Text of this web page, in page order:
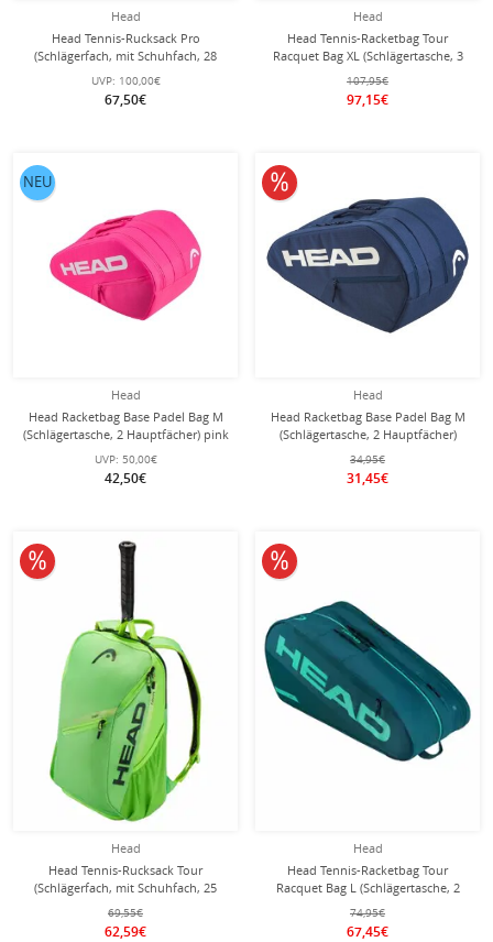
Head
Head Tennis-Rucksack Pro
(Schlägerfach, mit Schuhfach, 28
Liter) 2026 navyblau
UVP: 100,00€
67,50€
Head
Head Tennis-Racketbag Tour
Racquet Bag XL (Schlägertasche, 3
Hauptfächer) 2026 lila 12er
107,95€
97,15€
Head
Head Racketbag Base Padel Bag M
(Schlägertasche, 2 Hauptfächer) pink
6er
UVP: 50,00€
42,50€
NEU
Head
Head Racketbag Base Padel Bag M
(Schlägertasche, 2 Hauptfächer)
navyblau 6er
34,95€
31,45€
10% reduziert
Head
Head Tennis-Rucksack Tour
(Schlägerfach, mit Schuhfach, 25
Liter) 2026 grün
69,55€
62,59€
10% reduziert
Head
Head Tennis-Racketbag Tour
Racquet Bag L (Schlägertasche, 2
Hauptfächer) 2026 tealgrün 9er
74,95€
67,45€
10% reduziert